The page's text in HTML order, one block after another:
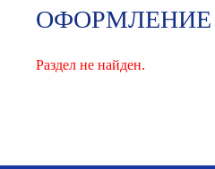
ОФОРМЛЕНИЕ
Раздел не найден.